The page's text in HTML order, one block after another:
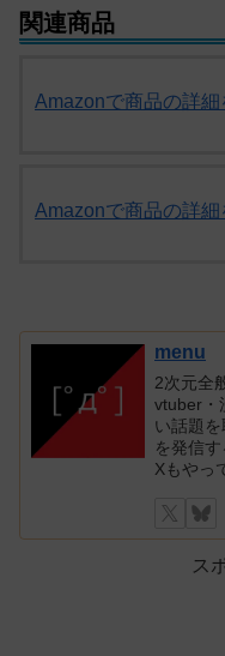
関連商品
Amazonで商品の詳細
Amazonで商品の詳細
menu
2次元全
vtuber・
い話題
を発信す
Xもやっ
ス